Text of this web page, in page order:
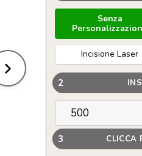
Senza
Incisione Laser
2
3 CLICCA